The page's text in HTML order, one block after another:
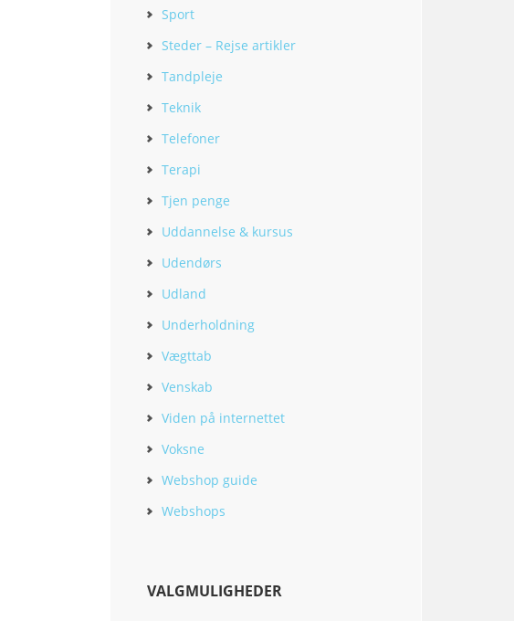
Sport
Steder – Rejse artikler
Tandpleje
Teknik
Telefoner
Terapi
Tjen penge
Uddannelse & kursus
Udendørs
Udland
Underholdning
Vægttab
Venskab
Viden på internettet
Voksne
Webshop guide
Webshops
VALGMULIGHEDER